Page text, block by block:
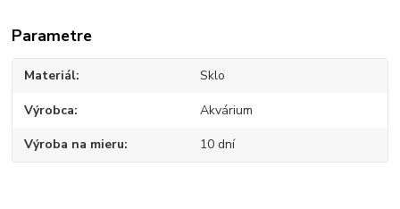
Parametre
Materiál Sklo
Výrobca Akvárium
Výroba na mieru 10 dní